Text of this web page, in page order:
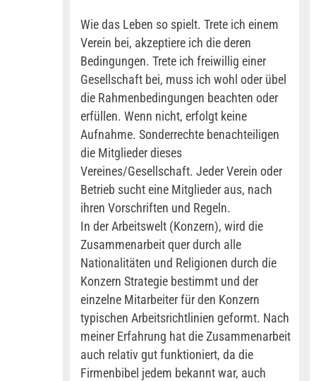
Wie das Leben so spielt. Trete ich einem
Verein bei, akzeptiere ich die deren
Bedingungen. Trete ich freiwillig einer
Gesellschaft bei, muss ich wohl oder übel
die Rahmenbedingungen beachten oder
erfüllen. Wenn nicht, erfolgt keine
Aufnahme. Sonderrechte benachteiligen
die Mitglieder dieses
Vereines/Gesellschaft. Jeder Verein oder
Betrieb sucht eine Mitglieder aus, nach
ihren Vorschriften und Regeln.
In der Arbeitswelt (Konzern), wird die
Zusammenarbeit quer durch alle
Nationalitäten und Religionen durch die
Konzern Strategie bestimmt und der
einzelne Mitarbeiter für den Konzern
typischen Arbeitsrichtlinien geformt. Nach
meiner Erfahrung hat die Zusammenarbeit
auch relativ gut funktioniert, da die
Firmenbibel jedem bekannt war, auch